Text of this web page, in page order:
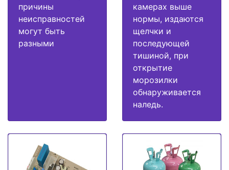
причины
неисправностей
могут быть
разными
камерах выше
нормы, издаются
щелчки и
последующей
тишиной, при
открытие
морозилки
обнаруживается
наледь.